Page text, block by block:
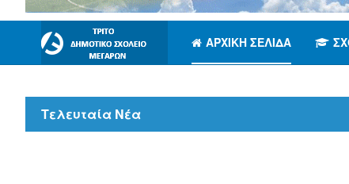
ΑΡΧΙΚΉ ΣΕΛΊΔΑ
Τελευταία Νέα